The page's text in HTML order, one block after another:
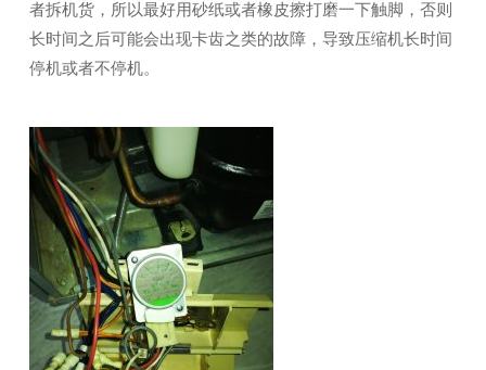
者拆机货，所以最好用砂纸或者橡皮擦打磨一下触脚，否则
长时间之后可能会出现卡齿之类的故障，导致压缩机长时间
停机或者不停机。